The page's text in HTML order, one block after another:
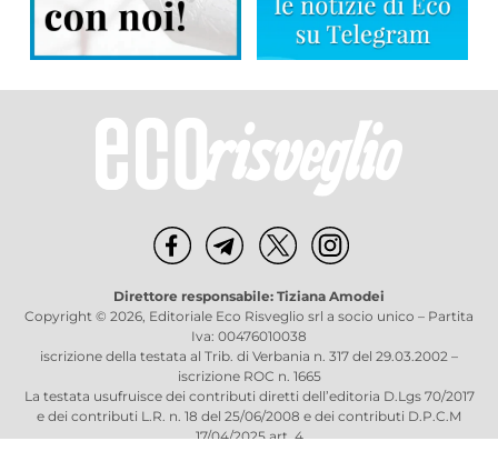
Direttore responsabile: Tiziana Amodei
Copyright © 2026, Editoriale Eco Risveglio srl a socio unico – Partita
Iva: 00476010038
iscrizione della testata al Trib. di Verbania n. 317 del 29.03.2002 –
iscrizione ROC n. 1665
La testata usufruisce dei contributi diretti dell’editoria D.Lgs 70/2017
e dei contributi L.R. n. 18 del 25/06/2008 e dei contributi D.P.C.M
17/04/2025 art. 4